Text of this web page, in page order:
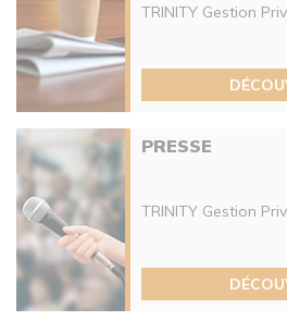
TRINITY Gestion
PRESSE
TRINITY Gestion